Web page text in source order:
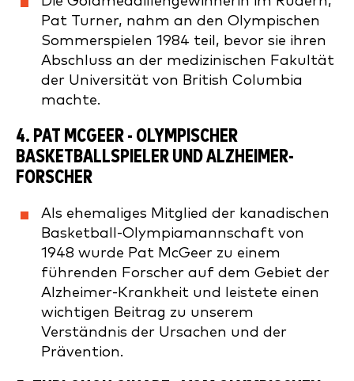
Pat Turner, nahm an den Olympischen
Sommerspielen 1984 teil, bevor sie ihren
Abschluss an der medizinischen Fakultät
der Universität von British Columbia
machte.
4. PAT MCGEER - OLYMPISCHER
BASKETBALLSPIELER UND ALZHEIMER-
FORSCHER
Als ehemaliges Mitglied der kanadischen
Basketball-Olympiamannschaft von
1948 wurde Pat McGeer zu einem
führenden Forscher auf dem Gebiet der
Alzheimer-Krankheit und leistete einen
wichtigen Beitrag zu unserem
Verständnis der Ursachen und der
Prävention.